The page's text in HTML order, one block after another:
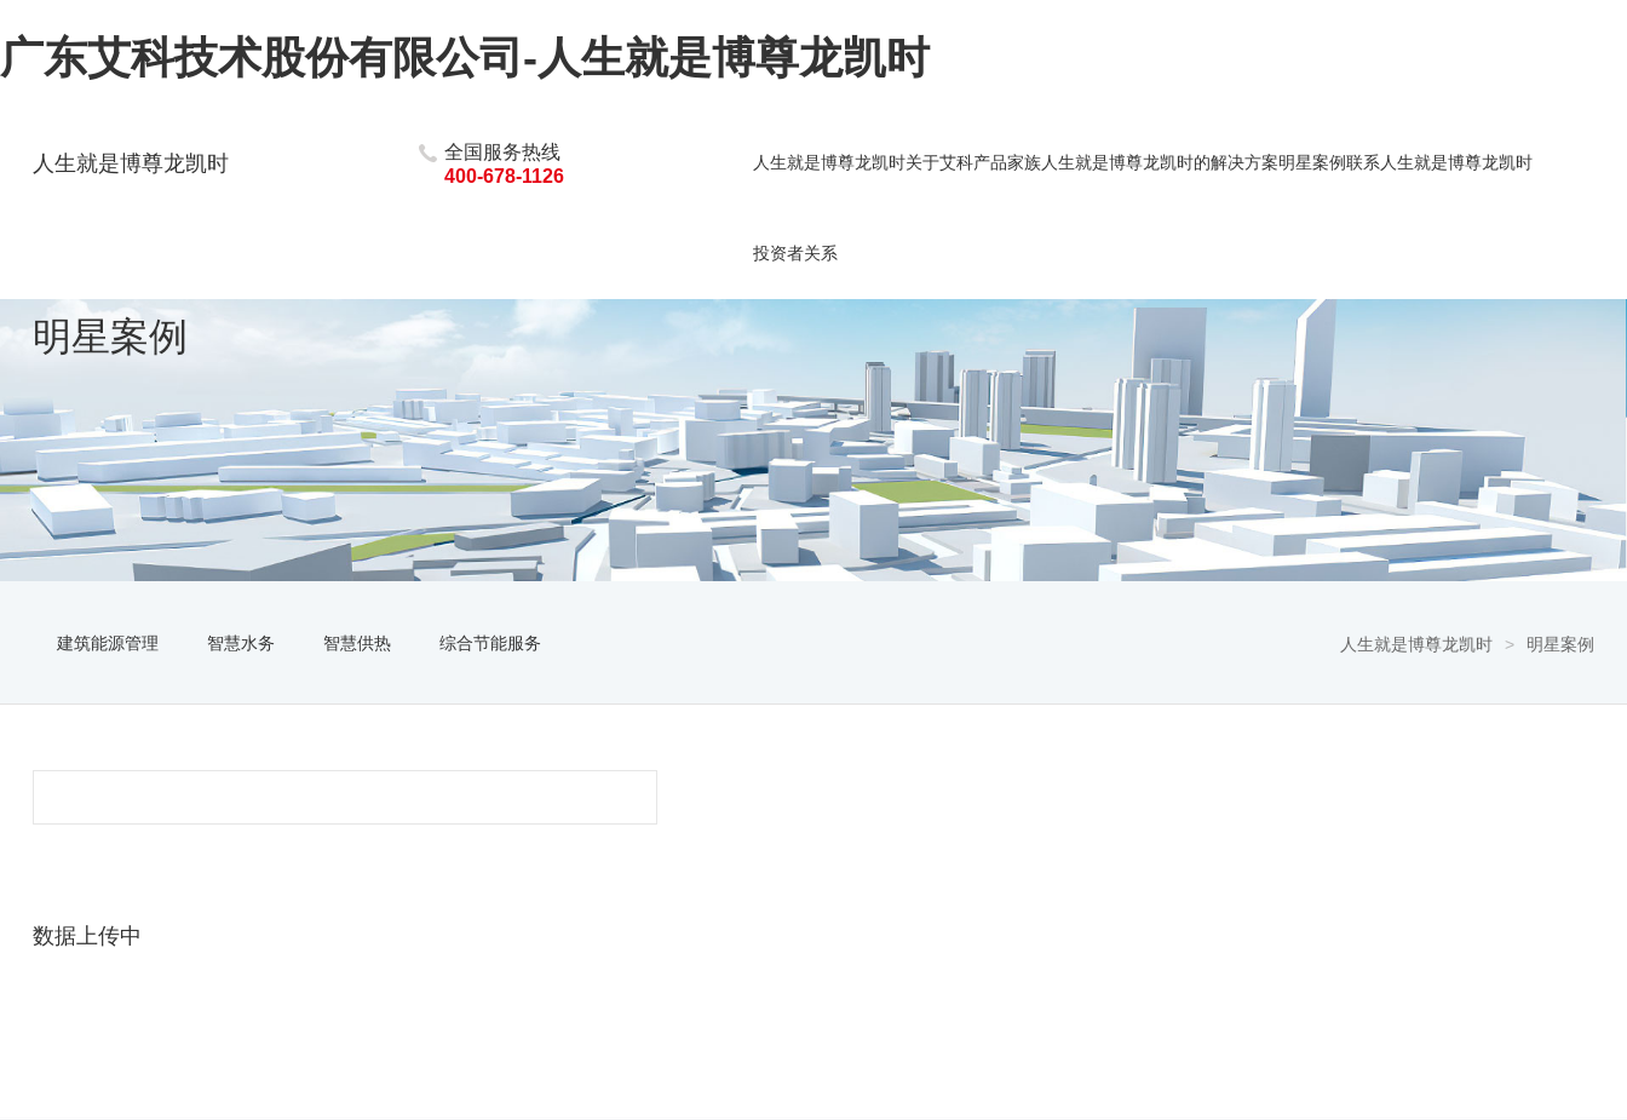
广东艾科技术股份有限公司-人生就是博尊龙凯时
人生就是博尊龙凯时
全国服务热线
400-678-1126
人生就是博尊龙凯时关于艾科产品家族人生就是博尊龙凯时的解决方案明星案例
智慧供热
联系人生就是博尊龙凯时
投资者关系
明星案例
人生就是博尊龙凯时 > 明星案例
建筑能源管理 智慧水务 智慧供热 综合节能服务
数据上传中